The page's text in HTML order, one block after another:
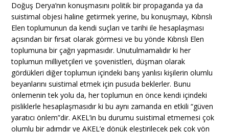
Doğuş Derya’nın konuşmasını politik bir propaganda ya da
suistimal objesi haline getirmek yerine, bu konuşmayı, Kıbrıslı
Elen toplumunun da kendi suçları ve tarihi ile hesaplaşması
açısından bir fırsat olarak görmesi ve bu yönde Kıbrıslı Elen
toplumuna bir çağrı yapmasıdır. Unutulmamalıdır ki her
toplumun milliyetçileri ve şovenistleri, düşman olarak
gördükleri diğer toplumun içindeki barış yanlısı kişilerin olumlu
beyanlarını suistimal etmek için pusuda beklerler. Bunu
önlemenin tek yolu da, her toplumun en önce kendi içindeki
pisliklerle hesaplaşmasıdır ki bu aynı zamanda en etkili “güven
yaratıcı önlem”dir. AKEL’in bu durumu suistimal etmemesi çok
olumlu bir adımdır ve AKEL’e dönük eleştirilecek pek çok yön